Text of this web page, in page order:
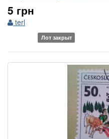
5 грн
terl
Лот закрыт